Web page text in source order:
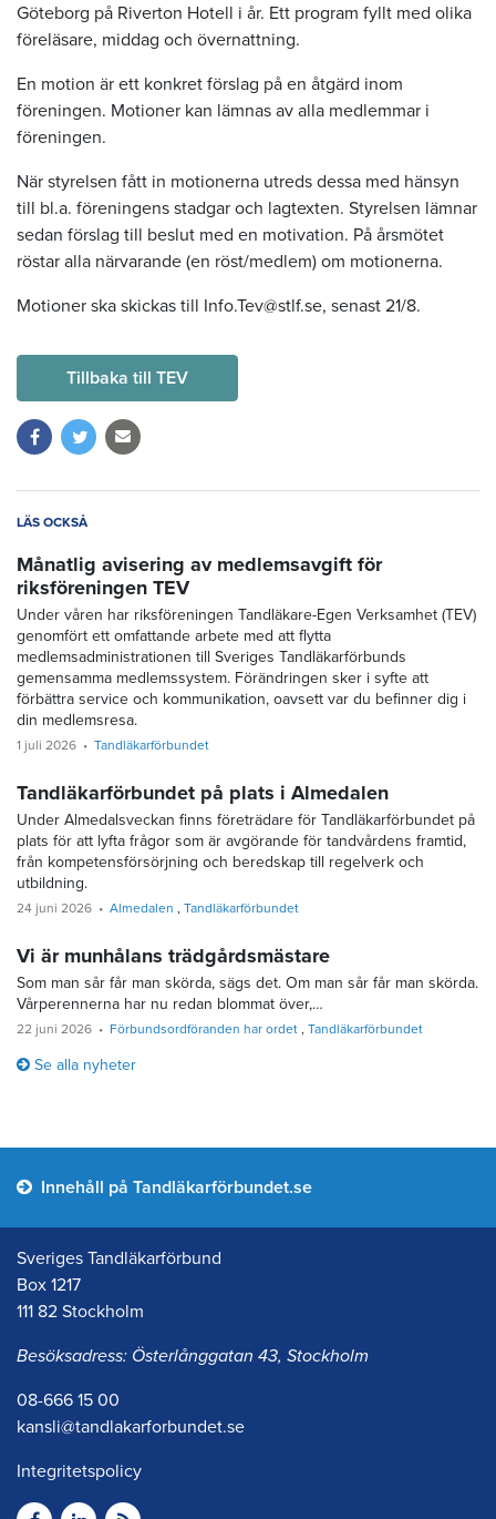
Göteborg på Riverton Hotell i år. Ett program fyllt med olika
föreläsare, middag och övernattning.
En motion är ett konkret förslag på en åtgärd inom
föreningen. Motioner kan lämnas av alla medlemmar i
föreningen.
När styrelsen fått in motionerna utreds dessa med hänsyn
till bl.a. föreningens stadgar och lagtexten. Styrelsen lämnar
sedan förslag till beslut med en motivation. På årsmötet
röstar alla närvarande (en röst/medlem) om motionerna.
Motioner ska skickas till Info.Tev@stlf.se, senast 21/8.
Tillbaka till TEV
LÄS OCKSÅ
Månatlig avisering av medlemsavgift för
riksföreningen TEV
Under våren har riksföreningen Tandläkare-Egen Verksamhet (TEV)
genomfört ett omfattande arbete med att flytta
medlemsadministrationen till Sveriges Tandläkarförbunds
gemensamma medlemssystem. Förändringen sker i syfte att
förbättra service och kommunikation, oavsett var du befinner dig i
din medlemsresa.
1 juli 2026 Tandläkarförbundet
Tandläkarförbundet på plats i Almedalen
Under Almedalsveckan finns företrädare för Tandläkarförbundet på
plats för att lyfta frågor som är avgörande för tandvårdens framtid,
från kompetensförsörjning och beredskap till regelverk och
utbildning.
24 juni 2026 Almedalen Tandläkarförbundet
Vi är munhålans trädgårdsmästare
Som man sår får man skörda, sägs det. Om man sår får man skörda.
Vårperennerna har nu redan blommat över,…
22 juni 2026 Förbundsordföranden har ordet Tandläkarförbundet
Se alla nyheter
Innehåll på Tandläkarförbundet.se
Sveriges Tandläkarförbund
Box 1217
111 82 Stockholm
Besöksadress: Österlånggatan 43, Stockholm
08-666 15 00
kansli@tandlakarforbundet.se
Integritetspolicy